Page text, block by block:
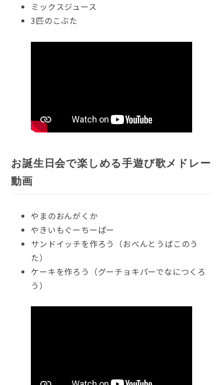
ミックスジュース
3匹のこぶた
お誕生日会で楽しめる手遊び歌メドレー
動画
やまのおんがくか
やきいもぐーちーぱー
サンドイッチを作ろう（おべんとうばこのう
た）
ケーキを作ろう（グーチョキパーでなにつくろ
う）